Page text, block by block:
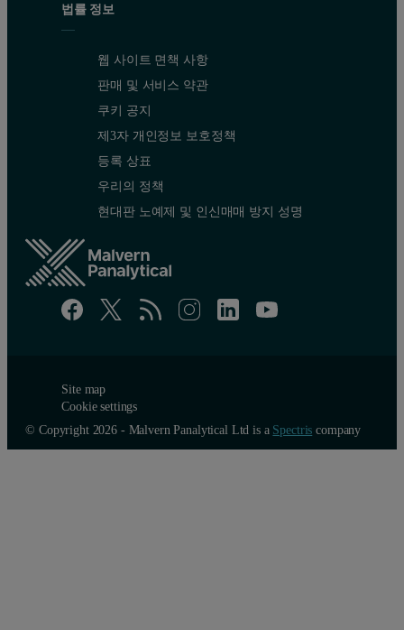
법률 정보
웹 사이트 면책 사항
판매 및 서비스 약관
쿠키 공지
제3자 개인정보 보호정책
등록 상표
우리의 정책
현대판 노예제 및 인신매매 방지 성명
Site map
Cookie settings
© Copyright 2026 - Malvern Panalytical Ltd is a Spectris company